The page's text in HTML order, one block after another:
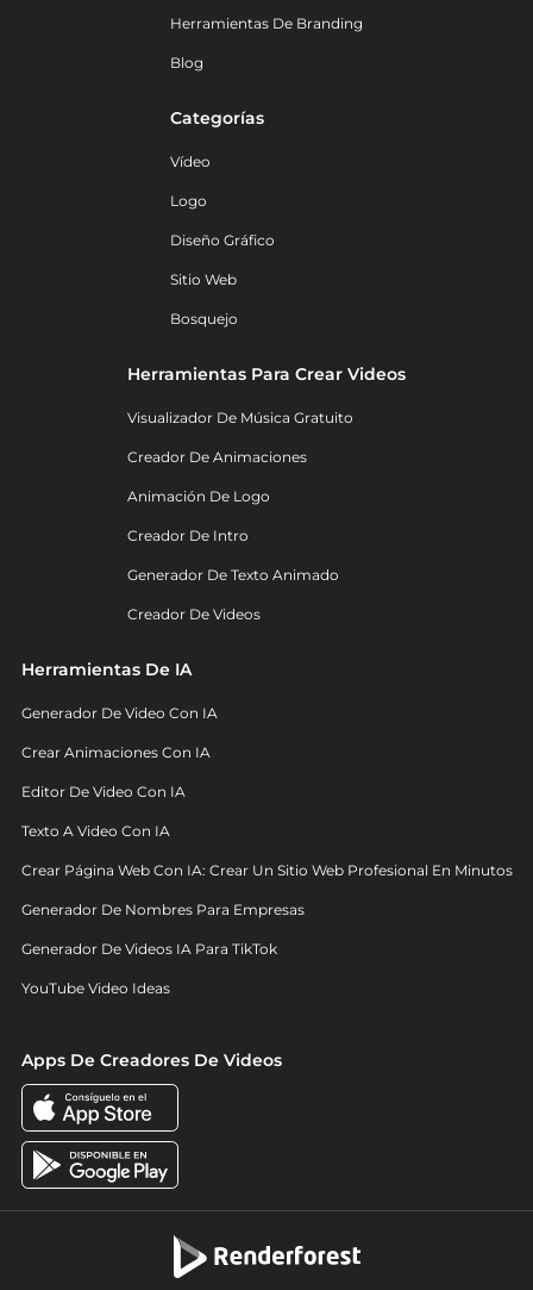
Herramientas De Branding
Blog
Categorías
Vídeo
Logo
Diseño Gráfico
Sitio Web
Bosquejo
Herramientas Para Crear Videos
Visualizador De Música Gratuito
Creador De Animaciones
Animación De Logo
Creador De Intro
Generador De Texto Animado
Creador De Videos
Herramientas De IA
Generador De Video Con IA
Crear Animaciones Con IA
Editor De Video Con IA
Texto A Video Con IA
Crear Página Web Con IA: Crear Un Sitio Web Profesional En Minutos
Generador De Nombres Para Empresas
Generador De Videos IA Para TikTok
YouTube Video Ideas
Apps De Creadores De Videos